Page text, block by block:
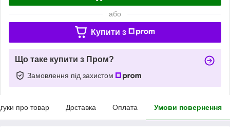
або
Купити з
Що таке купити з Пром?
Замовлення під захистом
про товар Доставка Оплата Умови повернення